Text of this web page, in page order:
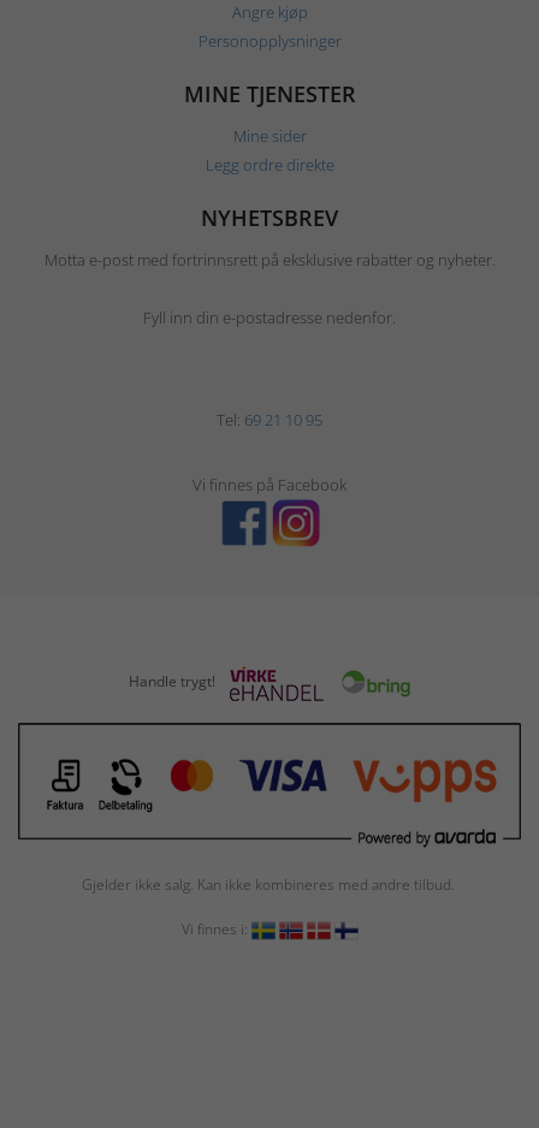
Angre kjøp
Personopplysninger
MINE TJENESTER
Mine sider
Legg ordre direkte
NYHETSBREV
Motta e-post med fortrinnsrett på eksklusive rabatter og nyheter.
Fyll inn din e-postadresse nedenfor.
Tel: 69 21 10 95
Vi finnes på Facebook
Handle trygt!
Gjelder ikke salg. Kan ikke kombineres med andre tilbud.
Vi finnes i: